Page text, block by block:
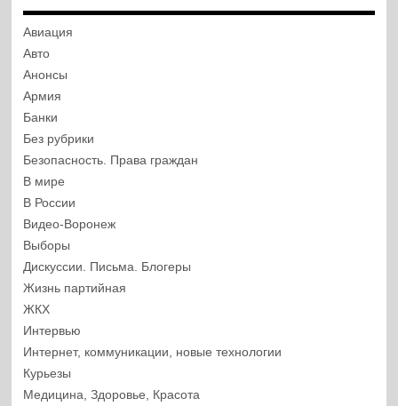
Авиация
Авто
Анонсы
Армия
Банки
Без рубрики
Безопасность. Права граждан
В мире
В России
Видео-Воронеж
Выборы
Дискуссии. Письма. Блогеры
Жизнь партийная
ЖКХ
Интервью
Интернет, коммуникации, новые технологии
Курьезы
Медицина, Здоровье, Красота